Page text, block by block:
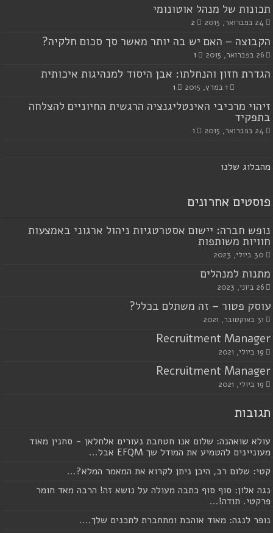
תכונות של מנהל אוטונומי
24 בפברואר, 2015 2
הקבוצה – האם יש בה יותר מאשר סך סכום חלקיה?
26 בפברואר, 2015 1
הגדרת חזון והנחלתו: אבן היסוד למנהיגות איכותית
1 במרץ, 2015 1
זיהוי מרכיבי האינטליגנציה הרגשית החיוניים להצלחה
בתפקיד
24 בפברואר, 2015 1
מהבלוג שלנו
פוסטים אחרונים
נופש חברה: יישום אסטרטגיות ניהול ארגוני באמצעות
חוויות משותפות
30 ביולי, 2023
מתנות למנהלים
26 ביוני, 2023
עוסק פטור – זה משתלם בכלל?
31 באוקטובר, 2021
Recruitment Manager
19 ביולי, 2021
Recruitment Manager
19 ביולי, 2021
תגובות
עולא שואהנה: שלום אנו חטחבת נעורים אלחלאן - סחנין מאוד
מעוניינים להטמיע את המודל שך EFQM אבל...
קטי: שלום רב, היכן ניתן לקרוא את המאמר המלא?...
נגה אלון: סוף סוף כתבה מעולה על נושא זה! הרבה מאד חומר
פרקטי. תודה!...
נופר לנגה: מאוד אוהבת ומתחברת לתכנים שלך....